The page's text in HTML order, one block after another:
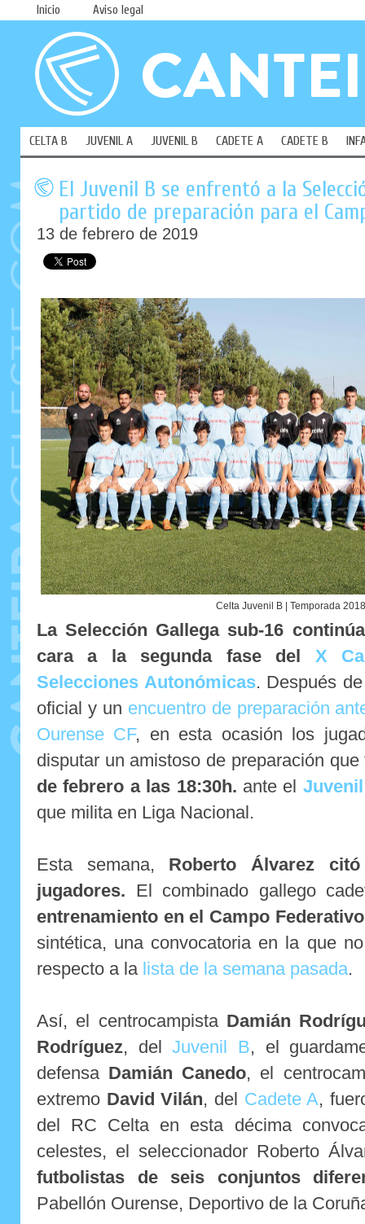
Inicio Aviso legal
CELTA B JUVENIL A JUVENIL B CADETE A CADETE B
El Juvenil B se enfrentó a la
partido de preparación para el
13 de febrero de 2019
Celta Juvenil B | Temporada
La Selección Gallega sub-16
cara a la segunda fase del X
Selecciones Autonómicas. Después
oficial y un encuentro de preparación
Ourense CF, en esta ocasión los
disputar un amistoso de preparación
de febrero a las 18:30h. ante el
que milita en Liga Nacional.
Esta semana, Roberto Álvarez
jugadores. El combinado gallego
entrenamiento en el Campo
sintética, una convocatoria en la que
respecto a la lista de la semana pasada.
Así, el centrocampista Damián
Rodríguez, delJuvenil B, el
defensa Damián Canedo, el
extremo David Vilán, del Cadete A,
del RC Celta en esta décima
celestes, el seleccionador Roberto
futbolistas de seis conjuntos
Pabellón Ourense, Deportivo de la